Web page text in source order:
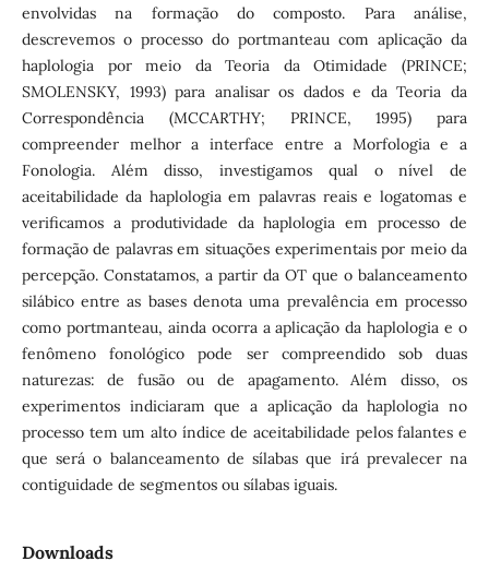
envolvidas na formação do composto. Para análise,
descrevemos o processo do portmanteau com aplicação da
haplologia por meio da Teoria da Otimidade (PRINCE;
SMOLENSKY, 1993) para analisar os dados e da Teoria da
Correspondência (MCCARTHY; PRINCE, 1995) para
compreender melhor a interface entre a Morfologia e a
Fonologia. Além disso, investigamos qual o nível de
aceitabilidade da haplologia em palavras reais e logatomas e
verificamos a produtividade da haplologia em processo de
formação de palavras em situações experimentais por meio da
percepção. Constatamos, a partir da OT que o balanceamento
silábico entre as bases denota uma prevalência em processo
como portmanteau, ainda ocorra a aplicação da haplologia e o
fenômeno fonológico pode ser compreendido sob duas
naturezas: de fusão ou de apagamento. Além disso, os
experimentos indiciaram que a aplicação da haplologia no
processo tem um alto índice de aceitabilidade pelos falantes e
que será o balanceamento de sílabas que irá prevalecer na
contiguidade de segmentos ou sílabas iguais.
Downloads